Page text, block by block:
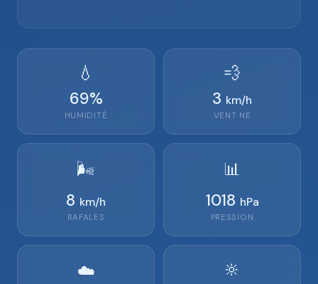
💧
69%
HUMIDITÉ
💨
3 km/h
VENT NE
🌬️
8 km/h
RAFALES
📊
1018 hPa
PRESSION
☁️ 🔆